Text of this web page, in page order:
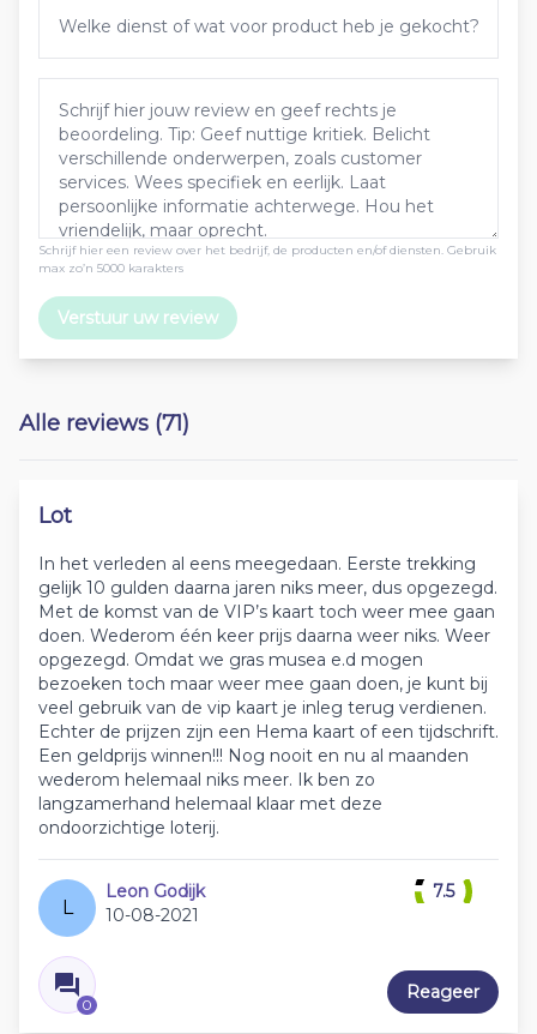
Schrijf hier een review over het bedrijf, de producten en/of diensten. Gebruik
max zo’n 5000 karakters
Verstuur uw review
Alle reviews (71)
Lot
In het verleden al eens meegedaan. Eerste trekking
gelijk 10 gulden daarna jaren niks meer, dus opgezegd.
Met de komst van de VIP’s kaart toch weer mee gaan
doen. Wederom één keer prijs daarna weer niks. Weer
opgezegd. Omdat we gras musea e.d mogen
bezoeken toch maar weer mee gaan doen, je kunt bij
veel gebruik van de vip kaart je inleg terug verdienen.
Echter de prijzen zijn een Hema kaart of een tijdschrift.
Een geldprijs winnen!!! Nog nooit en nu al maanden
wederom helemaal niks meer. Ik ben zo
langzamerhand helemaal klaar met deze
ondoorzichtige loterij.
L
Leon Godijk
10-08-2021
0
7.5
Reageer